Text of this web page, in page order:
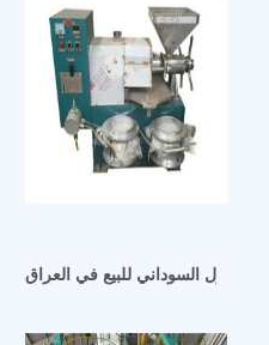
شراء ماكينة
الفول السوداني للبيع في العراق